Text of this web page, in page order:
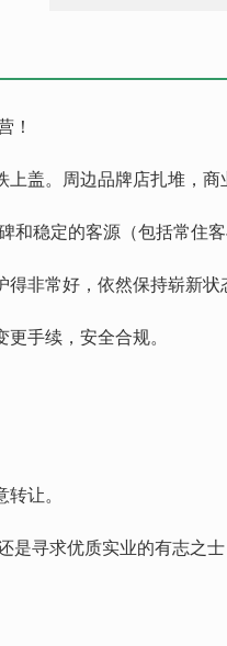
！
上盖。周边品牌店扎堆，
和稳定的客源（包括常住
非常好，依然保持崭新
手续，安全合规。
让。
是寻求优质实业的有志之